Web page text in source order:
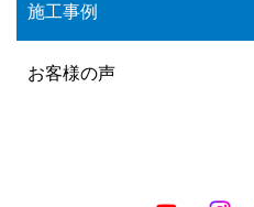
施工事例
お客様の声